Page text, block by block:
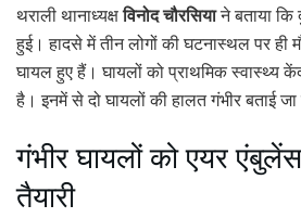
थराली थानाध्यक्षविनोद चौरसियाने बताया कि
हुई। हादसे में तीन लोगों की घटनास्थल पर ही
घायल हुए हैं। घायलों को प्राथमिक स्वास्थ्य
है। इनमें से दो घायलों की हालत गंभीर बताई जा
गंभीर घायलों को एयर
तैयारी